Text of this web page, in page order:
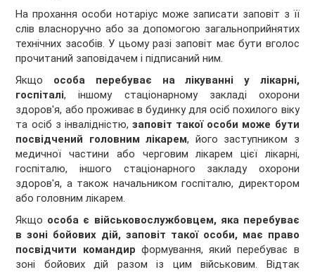
На прохання особи нотаріус може записати заповіт з її
слів власноручно або за допомогою загальноприйнятих
технічних засобів. У цьому разі заповіт має бути вголос
прочитаний заповідачем і підписаний ним.
Якщо особа перебуває на лікуванні у лікарні,
госпіталі, іншому стаціонарному закладі охорони
здоров'я, або проживає в будинку для осіб похилого віку
та осіб з інвалідністю, заповіт такої особи може бути
посвідчений головним лікарем, його заступником з
медичної частини або черговим лікарем цієї лікарні,
госпіталю, іншого стаціонарного закладу охорони
здоров'я, а також начальником госпіталю, директором
або головним лікарем.
Якщо особа є військовослужбовцем, яка перебуває
в зоні бойових дій, заповіт такої особи, має право
посвідчити командир формування, який перебуває в
зоні бойових дій разом із цим військовим. Відтак